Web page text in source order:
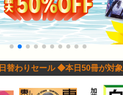
替わりセール ◆本日50冊が対象